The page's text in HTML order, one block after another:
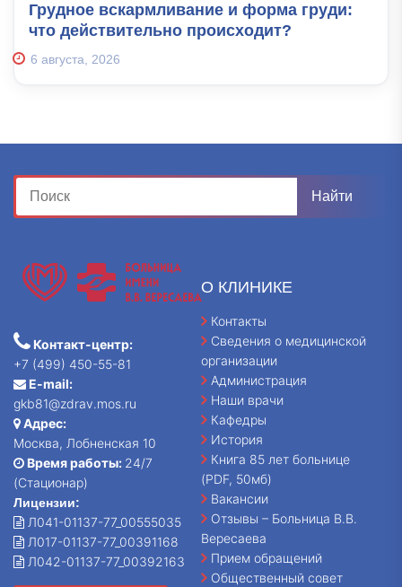
Грудное вскармливание и форма груди:
что действительно происходит?
6 августа, 2026
Контакт-центр:
+7 (499) 450-55-81
E-mail:
gkb81@zdrav.mos.ru
Адрес:
Москва, Лобненская 10
Время работы: 24/7
(Стационар)
Лицензии:
Л041-01137-77_00555035
Л017-01137-77_00391168
Л042-01137-77_00392163
О КЛИНИКЕ
Контакты
Сведения о медицинской
организации
Администрация
Наши врачи
Кафедры
История
Книга 85 лет больнице
(PDF, 50мб)
Вакансии
Отзывы – Больница В.В.
Вересаева
Прием обращений
Общественный совет